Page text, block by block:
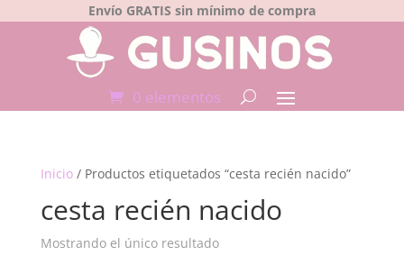
Envío GRATIS sin mínimo de compra
0 elementos
Inicio/ Productos etiquetados “cesta recién nacido”
cesta recién nacido
Mostrando el único resultado